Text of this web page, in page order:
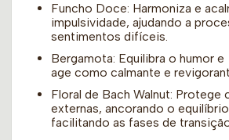
Funcho Doce: Harmoniza e
impulsividade, ajudando a
sentimentos difíceis.
Bergamota: Equilibra o humor e
age como calmante e
Floral de Bach Walnut: Protege
externas, ancorando o
facilitando as fases de